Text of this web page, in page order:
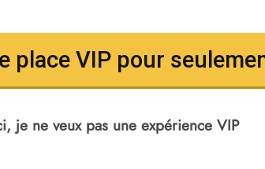
place VIP pour
je ne veux pas une expérience VIP